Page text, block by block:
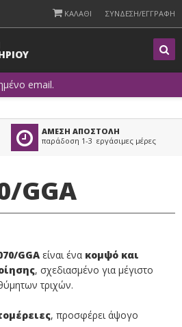
ΚΑΛΑΘΙ ΣΥΝΔΕΣΗ/ΕΓΓΡΑΦΗ
email.
ΑΜΕΣΗ ΑΠΟΣΤΟΛΗ
παράδοση 1-3 εργάσιμες μέρες
GGA
GGA είναι ένα κομψό και
, σχεδιασμένο για μέγιστο
τριχών.
, προσφέρει άψογο